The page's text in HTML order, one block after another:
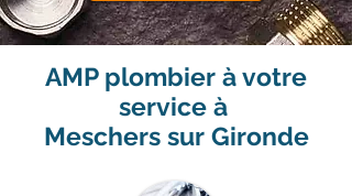
AMP plombier à votre
service à
Meschers sur Gironde